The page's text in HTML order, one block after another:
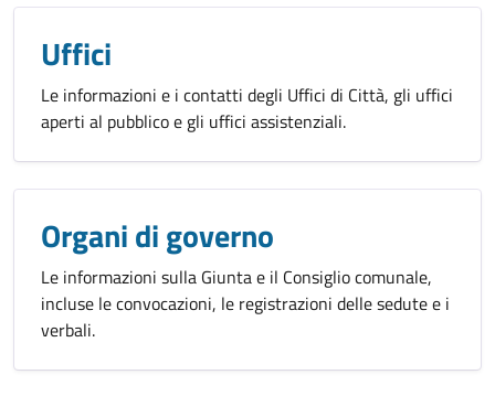
Uffici
Le informazioni e i contatti degli Uffici di Città, gli uffici
aperti al pubblico e gli uffici assistenziali.
Organi di governo
Le informazioni sulla Giunta e il Consiglio comunale,
incluse le convocazioni, le registrazioni delle sedute e i
verbali.